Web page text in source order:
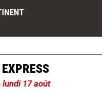
lundi 17 août